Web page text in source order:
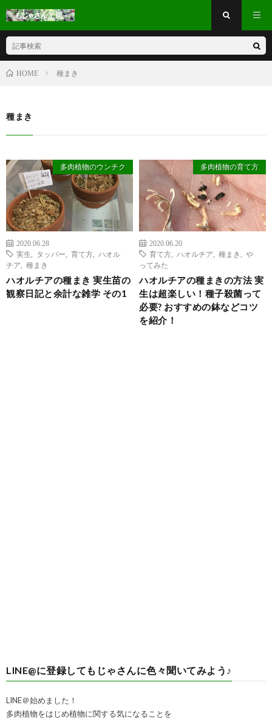
HOME 種まき
種まき
多肉植物のウンチク
2020.06.28
実生
タッパー 育て方
ハオル
チア
種まき
ハオルチアの種まき 実生苗の
観察日記と余計な雑学 その1
多肉植物の育て方
2020.06.20
育て方
ハオルチア 種まき
や
ってみた
ハオルチアの種まきの方法 実
生は超楽しい！種子殺菌って
必要? おすすめの鉢などコツ
を紹介！
LINE@に登録してもじゃさんに色々聞いてみよう♪
LINE＠始めました！
多肉植物をはじめ植物に関する気になることを